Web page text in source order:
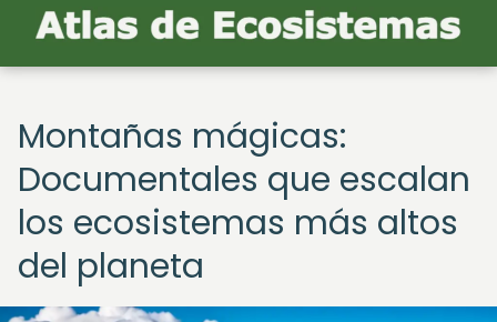
Montañas mágicas:
Documentales que escalan
los ecosistemas más altos
del planeta